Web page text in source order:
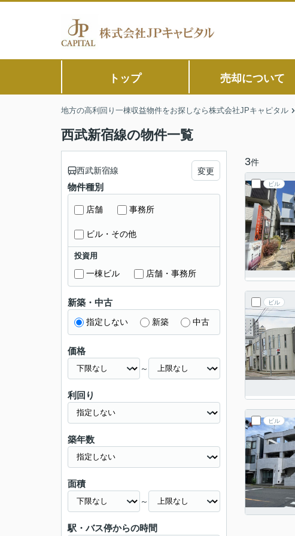
トップ 売却について
地方の高利回り一棟収益物件をお探しなら株式会社JPキャピタル
西武新宿線の物件一覧
3件
ビル
ビル
ビル
西武新宿線 変更
物件種別
店舗 事務所
ビル・その他
投資用
一棟ビル 店舗・事務所
新築・中古
指定しない 新築 中古
価格
～
利回り
築年数
面積
～
駅・バス停からの時間